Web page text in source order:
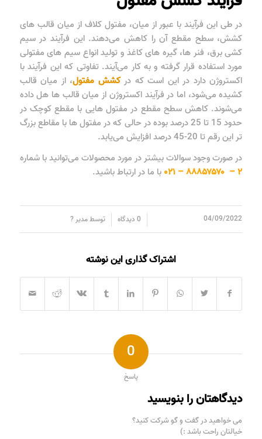
در طی این فرآیند با عبور از میان، مفتول کلاف از میان قالب های
کشش، سطح مقطع آن را کاهش می‌دهند. این فرآیند در سیم
کشی برق، فنر ها، گیره های کاغذ و تولید انواع سیم های مفتولی
مورد استفاده قرار گرفته و به کار می‌آیند. تفاوتی که این فرآیند با
اکستروژن دارد در این است که درکشش مفتول، از میان قالب
کشیده می‌شود، اما در فرآیند اکستروژن از میان قالب ها هل داده
می‌شوند. کاهش سطح مقطع در مفتول هایی با مقطع کوچک در
حدود 15 تا 25 درصد بوده در حالی که در مفتول ها با مقاطع بزرگ
تر این رقم تا 20-45 درصد افزایش می‌یابد.
در صورت وجود سوالات بیشتر در مورد محصولات می‌توانید با شماره
۲ – ۸۸۸۵۷۵۷۰ – ۰۲۱
با ما در ارتباط باشید.
04/09/2022 0 دیدگاه توسطمدیر ?
اشتراک گذاری این نوشته
0
پاسخ
دیدگاهتان را بنویسید
می خواهید در گفت و گو شرکت کنید؟
خیالتان راحت باشد :)